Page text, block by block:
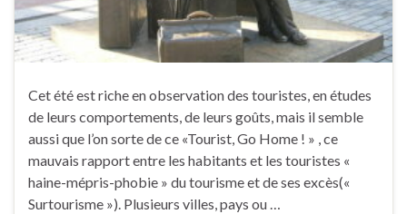
Cet été est riche en observation des touristes, en études
de leurs comportements, de leurs goûts, mais il semble
aussi que l’on sorte de ce «Tourist, Go Home ! » , ce
mauvais rapport entre les habitants et les touristes «
haine-mépris-phobie » du tourisme et de ses excès(«
Surtourisme »). Plusieurs villes, pays ou …